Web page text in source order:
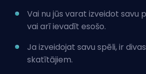
Vai nu jūs varat izveidot savu
vai arī ievadīt esošo.
Ja izveidojat savu spēli, ir
skatītājiem.